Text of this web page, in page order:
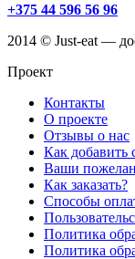
+375 44 596 56 96
2014 © Just-eat —
Проект
Контакты
О проекте
Отзывы о нас
Как добавить
Ваши
Как заказать?
Способы
Политика
Политика